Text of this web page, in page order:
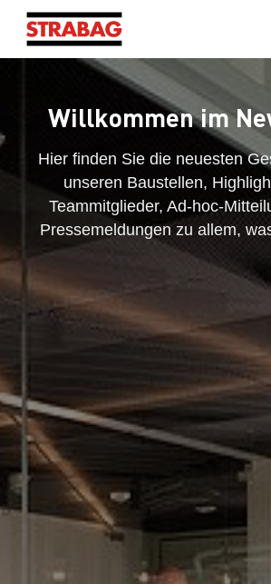
Willkommen im
Hier finden Sie die neuesten
unseren Baustellen,
Teammitglieder, Ad-hoc-
Pressemeldungen zu allem,